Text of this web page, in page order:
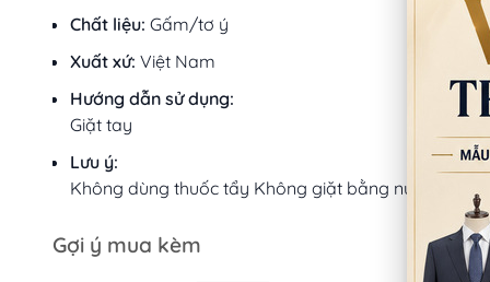
Chất liệu: Gấm/tơ ý
Xuất xứ: Việt Nam
Hướng dẫn sử dụng:
Giặt tay
Lưu ý:
Không dùng thuốc tẩy Không giặt bằng nước sôi
Gợi ý mua kèm